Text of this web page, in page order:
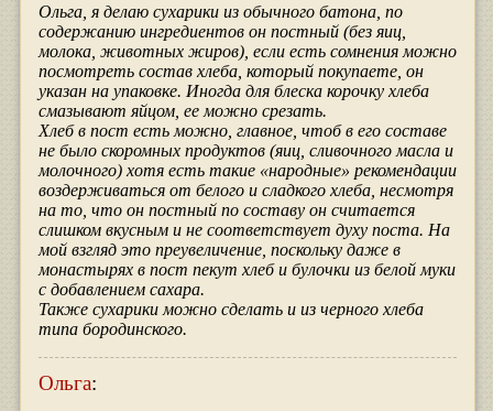
Ольга, я делаю сухарики из обычного батона, по
содержанию ингредиентов он постный (без яиц,
молока, животных жиров), если есть сомнения можно
посмотреть состав хлеба, который покупаете, он
указан на упаковке. Иногда для блеска корочку хлеба
смазывают яйцом, ее можно срезать.
Хлеб в пост есть можно, главное, чтоб в его составе
не было скоромных продуктов (яиц, сливочного масла и
молочного) хотя есть такие «народные» рекомендации
воздерживаться от белого и сладкого хлеба, несмотря
на то, что он постный по составу он считается
слишком вкусным и не соответствует духу поста. На
мой взгляд это преувеличение, поскольку даже в
монастырях в пост пекут хлеб и булочки из белой муки
с добавлением сахара.
Также сухарики можно сделать и из черного хлеба
типа бородинского.
Ольга: